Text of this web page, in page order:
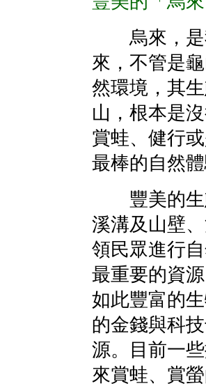
烏來，是
來，不管是
然環境，其
山，根本是
賞蛙、健行
最棒的自然體
豐美的生
溪溝及山壁
領民眾進行
最重要的資
如此豐富的
的金錢與科
源。目前一
來賞蛙、賞